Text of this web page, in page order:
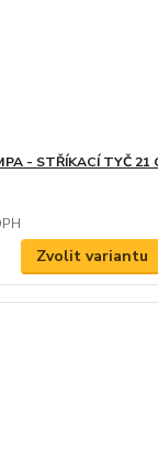
- STŘÍKACÍ TYČ 21
Zvolit variantu